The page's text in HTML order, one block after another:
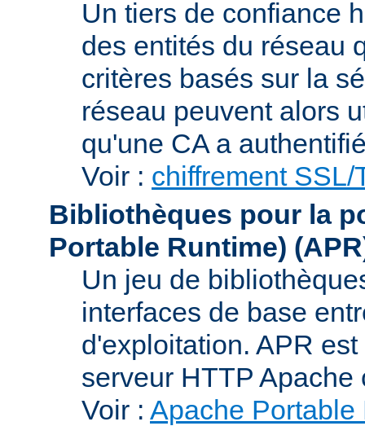
Un tiers de confiance
des entités du réseau
critères basés sur la
réseau peuvent alors
qu'une CA a
Voir : chiffrement SSL/
Bibliothèques pour la
Portable Runtime)
Un jeu de
interfaces de base
d'exploitation. APR
serveur HTTP
Voir : Apache